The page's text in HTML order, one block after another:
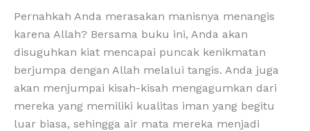
Pernahkah Anda merasakan manisnya menangis
karena Allah? Bersama buku ini, Anda akan
disuguhkan kiat mencapai puncak kenikmatan
berjumpa dengan Allah melalui tangis. Anda juga
akan menjumpai kisah-kisah mengagumkan dari
mereka yang memiliki kualitas iman yang begitu
luar biasa, sehingga air mata mereka menjadi